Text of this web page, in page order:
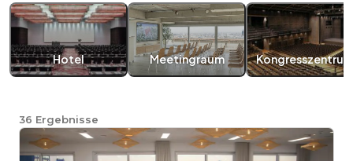
Hotel Meetingraum Kongresszentrum
36 Ergebnisse